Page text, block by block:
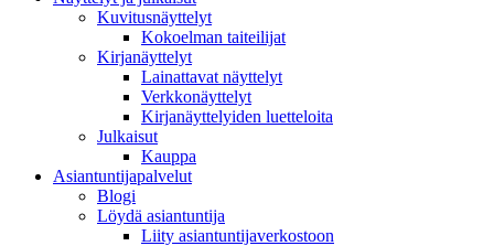
Kuvitusnäyttelyt
Kokoelman taiteilijat
Kirjanäyttelyt
Lainattavat näyttelyt
Verkkonäyttelyt
Kirjanäyttelyiden luetteloita
Julkaisut
Kauppa
Asiantuntija­palvelut
Blogi
Löydä asiantuntija
Liity asiantuntijaverkostoon